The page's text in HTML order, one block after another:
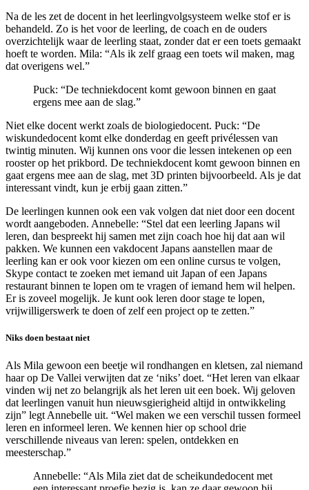
Na de les zet de docent in het leerlingvolgsysteem welke stof er is
behandeld. Zo is het voor de leerling, de coach en de ouders
overzichtelijk waar de leerling staat, zonder dat er een toets gemaakt
hoeft te worden. Mila: “Als ik zelf graag een toets wil maken, mag
dat overigens wel.”
Puck: “De techniekdocent komt gewoon binnen en gaat
ergens mee aan de slag.”
Niet elke docent werkt zoals de biologiedocent. Puck: “De
wiskundedocent komt elke donderdag en geeft privélessen van
twintig minuten. Wij kunnen ons voor die lessen intekenen op een
rooster op het prikbord. De techniekdocent komt gewoon binnen en
gaat ergens mee aan de slag, met 3D printen bijvoorbeeld. Als je dat
interessant vindt, kun je erbij gaan zitten.”
De leerlingen kunnen ook een vak volgen dat niet door een docent
wordt aangeboden. Annebelle: “Stel dat een leerling Japans wil
leren, dan bespreekt hij samen met zijn coach hoe hij dat aan wil
pakken. We kunnen een vakdocent Japans aanstellen maar de
leerling kan er ook voor kiezen om een online cursus te volgen,
Skype contact te zoeken met iemand uit Japan of een Japans
restaurant binnen te lopen om te vragen of iemand hem wil helpen.
Er is zoveel mogelijk. Je kunt ook leren door stage te lopen,
vrijwilligerswerk te doen of zelf een project op te zetten.”
Niks doen bestaat niet
Als Mila gewoon een beetje wil rondhangen en kletsen, zal niemand
haar op De Vallei verwijten dat ze ‘niks’ doet. “Het leren van elkaar
vinden wij net zo belangrijk als het leren uit een boek. Wij geloven
dat leerlingen vanuit hun nieuwsgierigheid altijd in ontwikkeling
zijn” legt Annebelle uit. “Wel maken we een verschil tussen formeel
leren en informeel leren. We kennen hier op school drie
verschillende niveaus van leren: spelen, ontdekken en
meesterschap.”
Annebelle: “Als Mila ziet dat de scheikundedocent met